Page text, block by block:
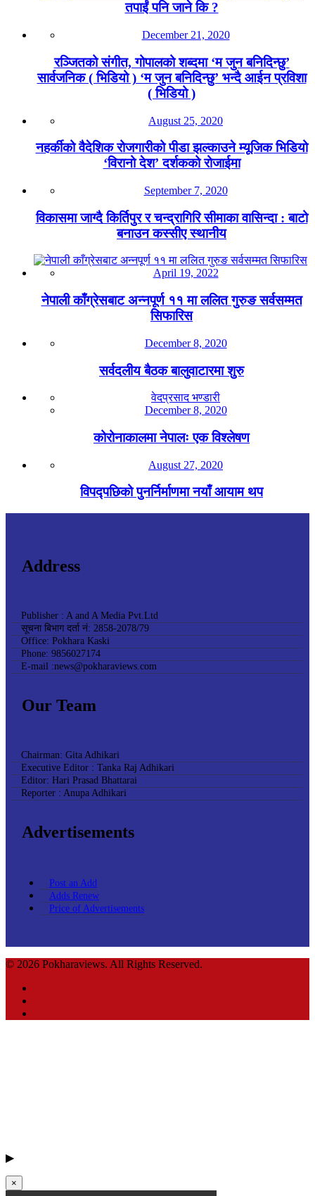
तपाईं पनि जाने कि ?
December 21, 2020
रञ्जितको संगीत, गोपालको शब्दमा ‘म जुन बनिदिन्छु’
सार्वजनिक ( भिडियो ) ‘म जुन बनिदिन्छु’ भन्दै आईन प्रविशा
( भिडियो )
August 25, 2020
नहर्कीको वैदेशिक रोजगारीको पीडा झल्काउने म्यूजिक भिडियो
‘विरानो देश’ दर्शकको रोजाईमा
September 7, 2020
विकासमा जाग्दै किर्तिपुर र चन्द्रागिरि सीमाका वासिन्दा : बाटो
बनाउन कस्सीए स्थानीय
April 19, 2022
नेपाली काँग्रेसबाट अन्नपूर्ण ११ मा ललित गुरुङ सर्वसम्मत
सिफारिस
December 8, 2020
सर्वदलीय बैठक बालुवाटारमा शुरु
वेदप्रसाद भण्डारी
December 8, 2020
कोरोनाकालमा नेपालः एक विश्लेषण
August 27, 2020
विपद्पछिको पुनर्निर्माणमा नयाँ आयाम थप
Address
Publisher : A and A Media Pvt.Ltd
सूचना बिभाग दर्ता नं: 2858-2078/79
Office: Pokhara Kaski
Phone: 9856027174
E-mail :news@pokharaviews.com
Our Team
Chairman: Gita Adhikari
Executive Editor : Tanka Raj Adhikari
Editor: Hari Prasad Bhattarai
Reporter : Anupa Adhikari
Advertisements
Post an Add
Adds Renew
Price of Advertisements
© 2026 Pokharaviews. All Rights Reserved.
▶
×